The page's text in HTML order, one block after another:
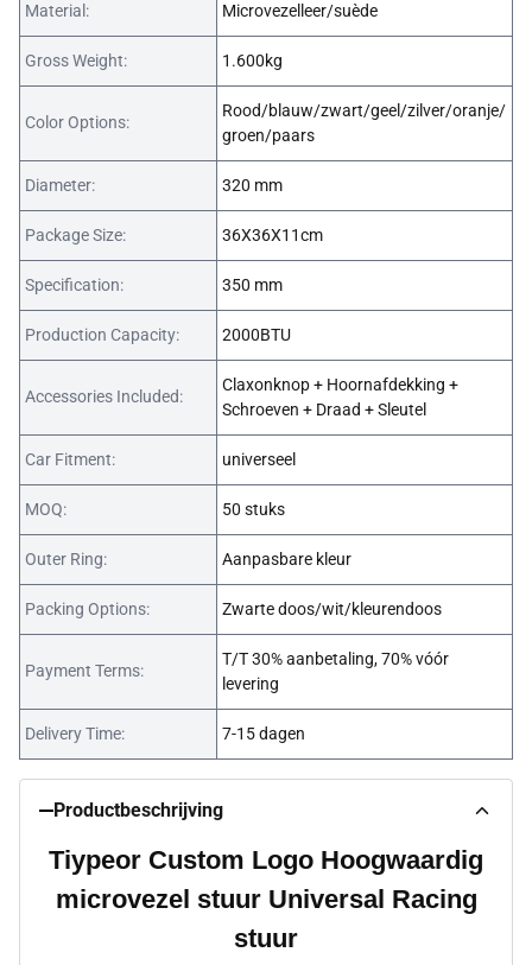
Material: Microvezelleer/suède
Gross Weight: 1.600kg
Color Options:
Rood/blauw/zwart/geel/zilver/oranje/
groen/paars
Diameter: 320 mm
Package Size: 36X36X11cm
Specification: 350 mm
Production Capacity: 2000BTU
Accessories Included:
Claxonknop + Hoornafdekking +
Schroeven + Draad + Sleutel
Car Fitment: universeel
MOQ: 50 stuks
Outer Ring: Aanpasbare kleur
Packing Options: Zwarte doos/wit/kleurendoos
Payment Terms:
T/T 30% aanbetaling, 70% vóór
levering
Delivery Time: 7-15 dagen
Productbeschrijving
Tiypeor Custom Logo Hoogwaardig
microvezel stuur Universal Racing
stuur